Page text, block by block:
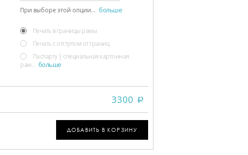
При выборе этой опции... больше
Печать в границы рамы
Печать с отступом от границ
Паспарту| специальная картонная
рам... больше
3300 a
ДОБАВИТЬ В КОРЗИНУ